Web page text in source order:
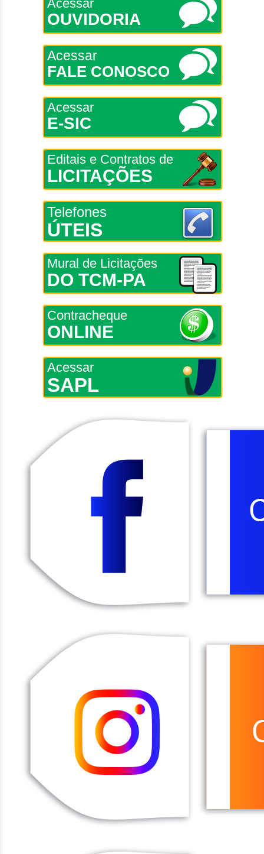
Acessar
OUVIDORIA
Acessar
FALE CONOSCO
Acessar
E-SIC
Editais e Contratos de
LICITAÇÕES
Telefones
ÚTEIS
Mural de Licitações
DO TCM-PA
Contracheque
ONLINE
Acessar
SAPL